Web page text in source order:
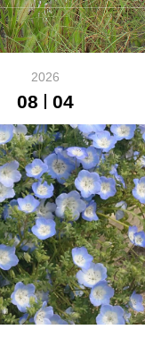
2026
08 04